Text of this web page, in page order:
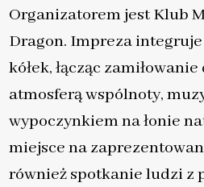
Organizatorem jest Klub
Dragon. Impreza
kółek, łącząc
atmosferą wspólnoty,
wypoczynkiem na łonie
miejsce na
również spotkanie ludzi z